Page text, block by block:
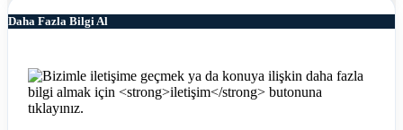
Daha Fazla Bilgi Al